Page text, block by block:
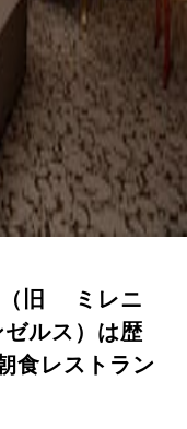
（旧 ミレニ
ルス）は歴
食レストラン